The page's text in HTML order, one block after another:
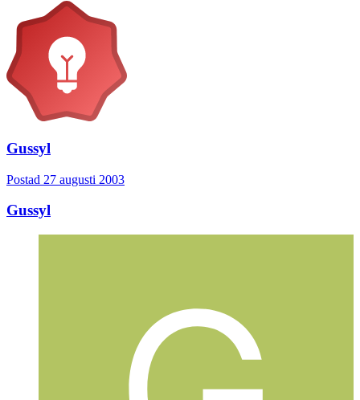
Gussyl
Postad 27 augusti 2003
Gussyl